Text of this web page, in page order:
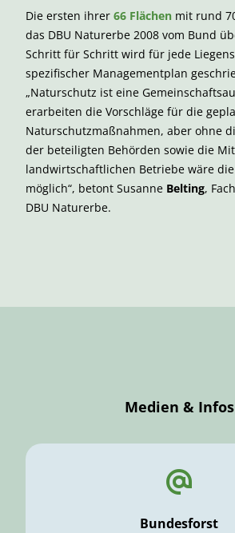
Die ersten ihrer 66 Flächen mit rund
das DBU Naturerbe 2008 vom Bund
Schritt für Schritt wird für jede
spezifischer Managementplan
„Naturschutz ist eine
erarbeiten die Vorschläge für die
Naturschutzmaßnahmen, aber ohne
der beteiligten Behörden sowie die
landwirtschaftlichen Betriebe wäre
möglich“, betont Susanne Belting,
DBU Naturerbe.
Medien & Infos
Bundesforst